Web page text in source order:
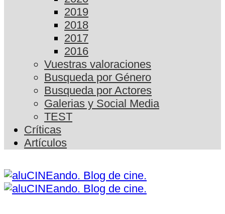
2019
2018
2017
2016
Vuestras valoraciones
Busqueda por Género
Busqueda por Actores
Galerias y Social Media
TEST
Críticas
Artículos